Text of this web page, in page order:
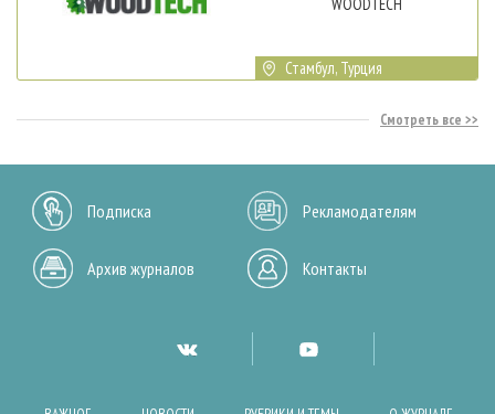
WOODTECH
Стамбул, Турция
Смотреть все
Подписка Рекламодателям
Архив журналов Контакты